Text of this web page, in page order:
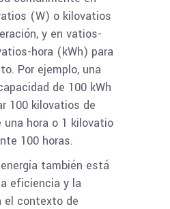
(W) o kilovatios
y en vatios-
hora (kWh) para
Por ejemplo, una
de 100 kWh
100 kilovatios de
hora o 1 kilovatio
100 horas.
también está
eficiencia y la
el contexto de